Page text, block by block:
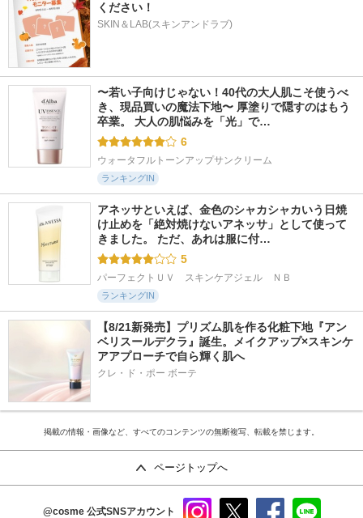
ください！
SKIN＆LAB(スキンアンドラブ)
〜若い子向けじゃない！40代の大人肌こそ使うべ
き、現品買いの魔法下地〜 厚塗りで隠すのはもう
卒業。 大人の肌悩みを「光」で…
6
ウォータフルトーンアップサンクリーム
ランキングIN
アネッサといえば、金色のシャカシャカいう日焼
け止めを「絶対焼けないアネッサ」として使って
きました。 ただ、あれは服に付…
5
パーフェクトＵＶ　スキンケアジェル　ＮＢ
ランキングIN
【8/21新発売】プリズム肌を作る化粧下地『アン
ベリスールデクラ』誕生。メイクアップ×スキンケ
アアプローチで自ら輝く肌へ
クレ・ド・ポー ボーテ
掲載の情報・画像など、すべてのコンテンツの無断複写、転載を禁じます。
ページトップへ
@cosme 公式SNSアカウント